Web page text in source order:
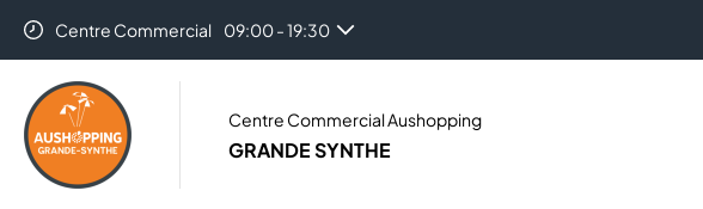
Centre Commercial 09:00 - 19:30
Centre Commercial Aushopping
GRANDE SYNTHE